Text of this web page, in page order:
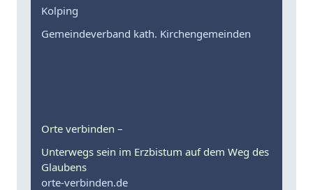
Kolping
Gemeindeverband kath. Kirchengemeinden
Orte verbinden –
Unterwegs sein im Erzbistum auf dem Weg des
Glaubens
orte-verbinden.de